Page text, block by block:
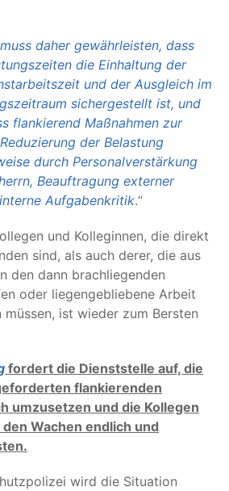
daher gewährleisten, dass
die Einhaltung der
und der Ausgleich im
sichergestellt ist, und
flankierend Maßnahmen zur
der Belastung
durch Personalverstärkung
Beauftragung externer
Aufgabenkritik.“
und Kolleginnen, die direkt
sind, als auch derer, die aus
den dann brachliegenden
oder liegengebliebene Arbeit
ist wieder zum Bersten
fordert die Dienststelle auf, die
flankierenden
umzusetzen und die Kollegen
Wachen endlich und
wird die Situation